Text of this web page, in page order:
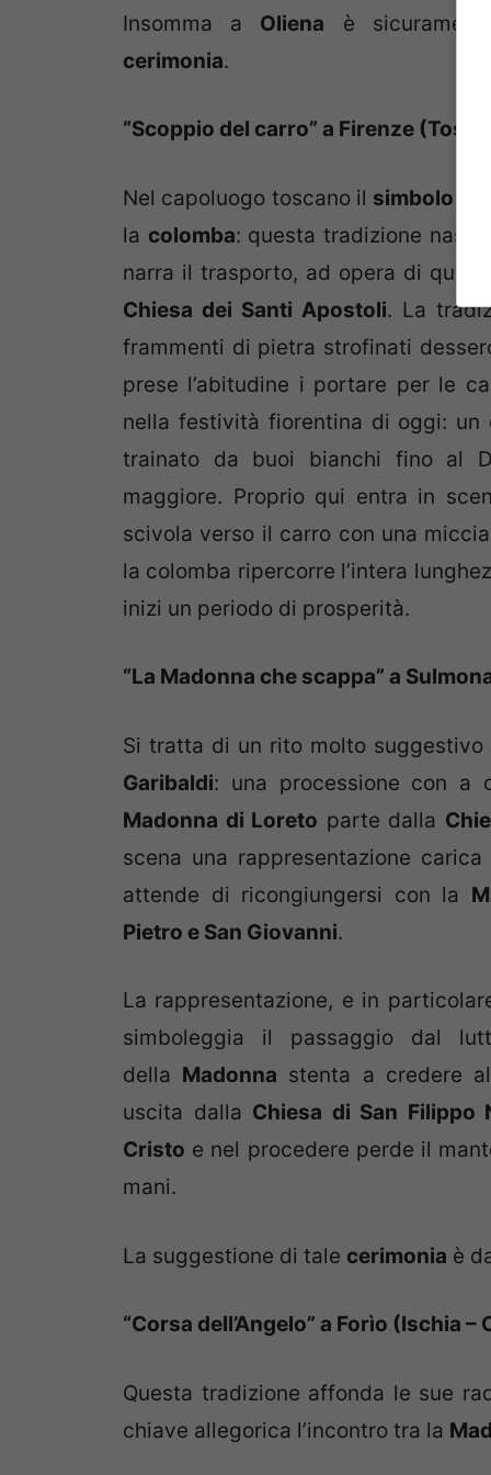
Insomma a Oliena è
cerimonia.
“Scoppio del carro” a Firenze
Nel capoluogo toscano il simbolo
la colomba: questa tradizione
narra il trasporto, ad opera di
Chiesa dei Santi Apostoli. La
frammenti di pietra strofinati
prese l’abitudine i portare per le
nella festività fiorentina di oggi: un
trainato da buoi bianchi fino al
maggiore. Proprio qui entra in
scivola verso il carro con una
la colomba ripercorre l’intera
inizi un periodo di prosperità.
“La Madonna che scappa” a
Si tratta di un rito molto
Garibaldi: una processione con a
Madonna di Loreto parte dalla
scena una rappresentazione
attende di ricongiungersi con la
Pietro e San Giovanni.
La rappresentazione, e in
simboleggia il passaggio dal
della Madonna stenta a credere
uscita dalla Chiesa di San Filippo
Cristo e nel procedere perde il
mani.
La suggestione di tale cerimonia è
“Corsa dell’Angelo” a Forìo (Ischia –
Questa tradizione affonda le sue
chiave allegorica l’incontro tra la